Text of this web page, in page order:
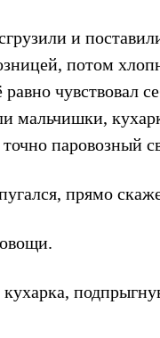
и
потом
чувствовал
мальчишки,
паровозный
прямо